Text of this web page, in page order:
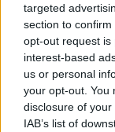
targeted
section to
opt-out request is
interest-based
us or personal
your opt-out. You
disclosure of
IAB’s list of
Comentari: